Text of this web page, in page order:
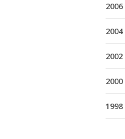
2006
2004
2002
2000
1998